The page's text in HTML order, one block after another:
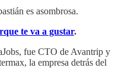
es asombrosa.
te va a gustar.
fue CTO de Avantrip y
la empresa detrás del